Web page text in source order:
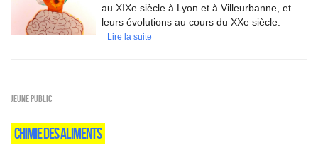
au XIXe siècle à Lyon et à Villeurbanne, et
leurs évolutions au cours du XXe siècle.
Lire la suite
Jeune public
CHIMIE DES ALIMENTS